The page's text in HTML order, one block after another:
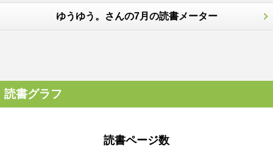
ゆうゆう。さんの7月の読書メーター
読書グラフ
読書ページ数